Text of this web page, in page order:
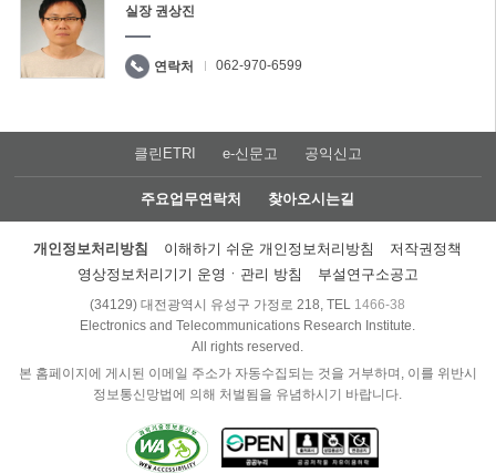
실장 권상진
연락처 062-970-6599
클린ETRI e-신문고 공익신고
주요업무연락처 찾아오시는길
개인정보처리방침 이해하기 쉬운 개인정보처리방침
저작권정책
영상정보처리기기 운영ㆍ관리 방침
부설연구소공고
(34129) 대전광역시 유성구 가정로 218, TEL 1466-38
Electronics and Telecommunications Research Institute.
All rights reserved.
본 홈페이지에 게시된 이메일 주소가 자동수집되는 것을 거부하며, 이를 위반시
정보통신망법에 의해 처벌됨을 유념하시기 바랍니다.